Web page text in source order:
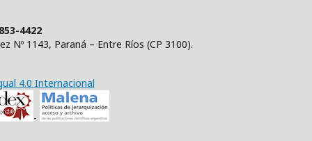
4422
Nº 1143, Paraná – Entre Ríos (CP 3100).
4.0 Internacional
-